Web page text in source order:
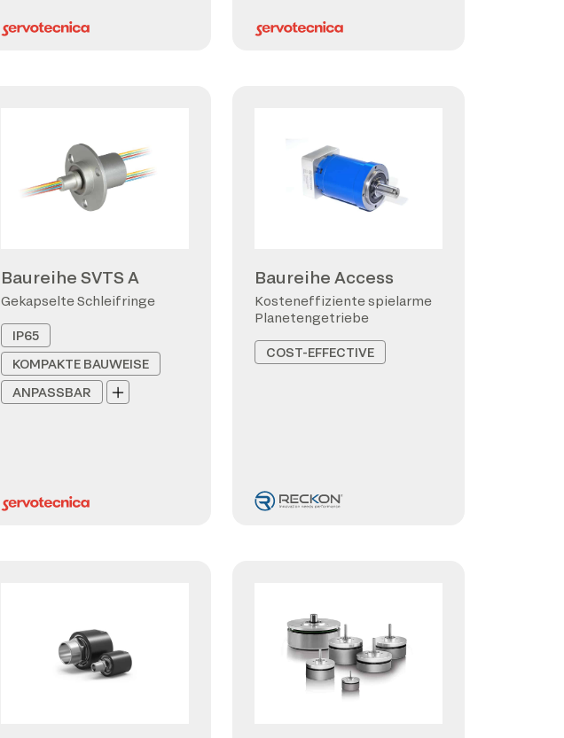
Baureihe SVTS A
Gekapselte Schleifringe
IP65
KOMPAKTE BAUWEISE
ANPASSBAR
Baureihe Access
Kosteneffiziente spielarme
Planetengetriebe
COST-EFFECTIVE